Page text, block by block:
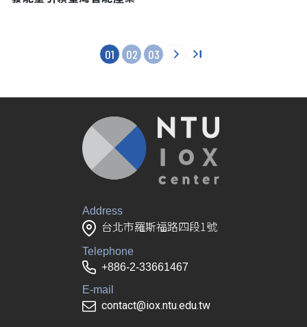
01 02 03
Address
台北市羅斯福路四段1號
Telephone
+886-2-33661467
E-mail
contact@iox.ntu.edu.tw